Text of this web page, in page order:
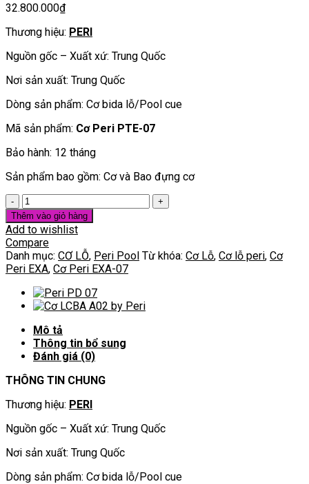
32.800.000₫
Thương hiệu: PERI
Nguồn gốc – Xuất xứ: Trung Quốc
Nơi sản xuất: Trung Quốc
Dòng sản phẩm: Cơ bida lỗ/Pool cue
Mã sản phẩm: Cơ Peri PTE-07
Bảo hành: 12 tháng
Sản phẩm bao gồm: Cơ và Bao đựng cơ
[Cơ
bida
lỗ/Pool
cue]
Cơ
Peri
PTE-
07
số
Thêm vào giỏ hàng
Add to wishlist
Compare
Danh mục: CƠ LỖ, Peri Pool Từ khóa: Cơ Lỗ, Cơ lỗ peri, Cơ
Peri EXA, Cơ Peri EXA-07
Mô tả
Thông tin bổ sung
Đánh giá (0)
THÔNG TIN CHUNG
Thương hiệu: PERI
Nguồn gốc – Xuất xứ: Trung Quốc
Nơi sản xuất: Trung Quốc
Dòng sản phẩm: Cơ bida lỗ/Pool cue